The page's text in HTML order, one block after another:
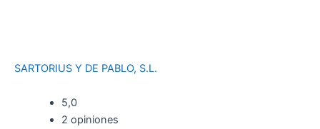
SARTORIUS Y DE PABLO, S.L.
5,0
2 opiniones